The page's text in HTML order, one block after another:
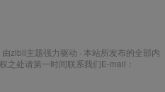
由zibll主题强力驱动 · 本站所发布的全部内
之处请第一时间联系我们E-mail：